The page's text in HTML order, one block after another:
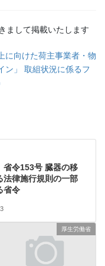
まして掲載いたします
に向けた荷主事業者・物
ン」 取組状況に係るフ
省令153号 臓器の移
法律施行規則の一部
省令
厚生労働省